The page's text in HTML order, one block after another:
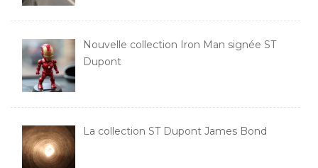
Nouvelle collection Iron Man signée ST
Dupont
La collection ST Dupont James Bond